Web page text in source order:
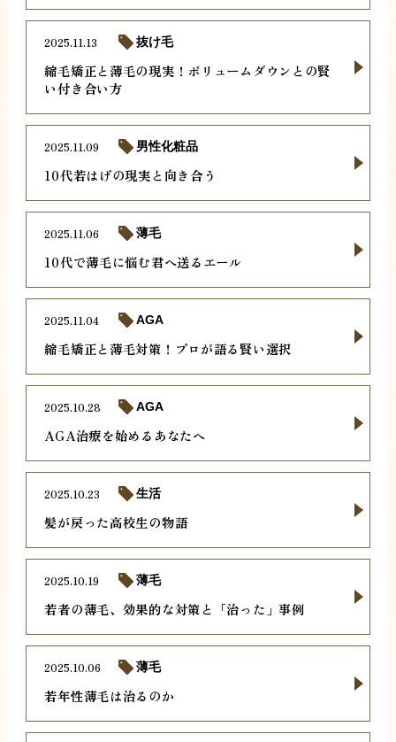
縮毛矯正と薄毛の現実！ボリュームダウンとの賢
い付き合い方
2025.11.13 抜け毛
10代若はげの現実と向き合う
2025.11.09 男性化粧品
10代で薄毛に悩む君へ送るエール
2025.11.06 薄毛
縮毛矯正と薄毛対策！プロが語る賢い選択
2025.11.04 AGA
AGA治療を始めるあなたへ
2025.10.28 AGA
髪が戻った高校生の物語
2025.10.23 生活
若者の薄毛、効果的な対策と「治った」事例
2025.10.19 薄毛
若年性薄毛は治るのか
2025.10.06 薄毛